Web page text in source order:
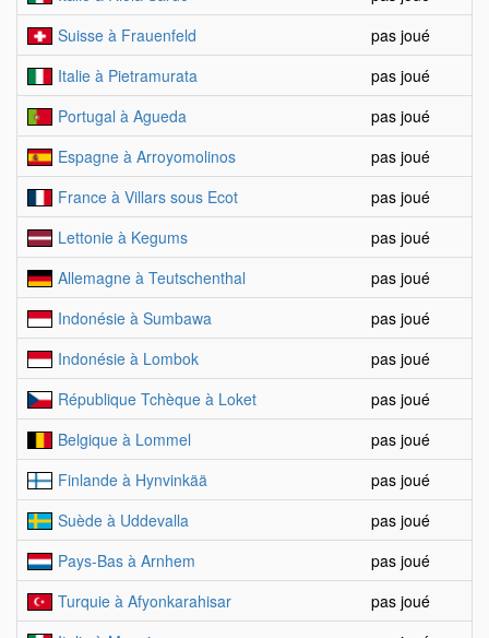
Suisse à Frauenfeld
pas joué
Italie à Pietramurata
pas joué
Portugal à Agueda
pas joué
Espagne à Arroyomolinos
pas joué
France à Villars sous Ecot
pas joué
Lettonie à Kegums
pas joué
Allemagne à Teutschenthal
pas joué
Indonésie à Sumbawa
pas joué
Indonésie à Lombok
pas joué
République Tchèque à Loket
pas joué
Belgique à Lommel
pas joué
Finlande à Hynvinkää
pas joué
Suède à Uddevalla
pas joué
Pays-Bas à Arnhem
pas joué
Turquie à Afyonkarahisar
pas joué